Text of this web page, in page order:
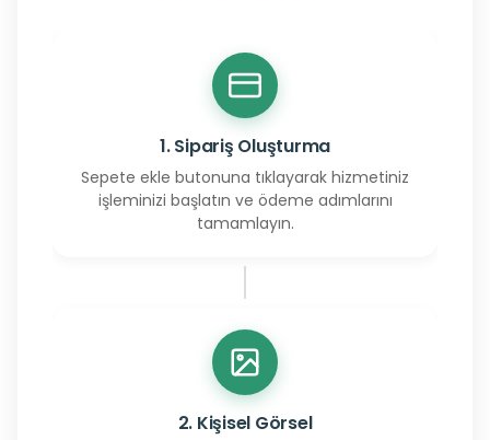
1. Sipariş Oluşturma
Sepete ekle butonuna tıklayarak hizmetiniz
işleminizi başlatın ve ödeme adımlarını
tamamlayın.
2. Kişisel Görsel